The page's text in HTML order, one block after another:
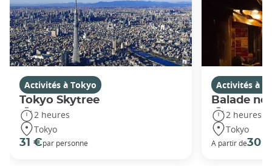
Activités à Tokyo
Tokyo Skytree
2 heures
Tokyo
31 €par personne
Activités à
Balade
2 heures
Tokyo
A partir de30